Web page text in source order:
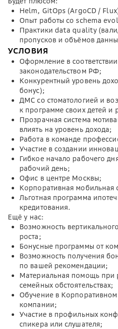
Helm, GitOps (ArgoCD /
Опыт работы со schema
Практики data quality
пропусков и объёмов
УСЛОВИЯ
Оформление в
законодательством РФ;
Конкурентный уровень
бонус);
ДМС со стоматологией и
к программе своих детей и
Прозрачная система
влиять на уровень дохода;
Работа в команде
Участие в создании
Гибкое начало рабочего
рабочий день;
Офис в центре Москвы;
Корпоративная мобильная
Льготная программа
кредитования.
Ещё у нас:
Возможность
роста;
Бонусные программы от
Возможность получения
по вашей рекомендации;
Материальная помощь при
семейных обстоятельствах;
Обучение в Корпоративном
компании;
Участие в профильных
спикера или слушателя;